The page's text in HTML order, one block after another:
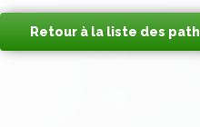
Retour à la liste des